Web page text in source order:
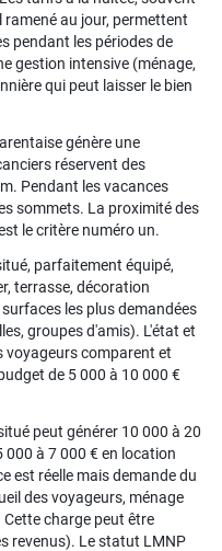
au jour, permettent
pendant les périodes de
gestion intensive (ménage,
qui peut laisser le bien
génère une
réservent des
Pendant les vacances
sommets. La proximité des
le critère numéro un.
parfaitement équipé,
terrasse, décoration
les plus demandées
groupes d'amis). L'état et
voyageurs comparent et
de 5 000 à 10 000 €
peut générer 10 000 à 20
000 à 7 000 € en location
est réelle mais demande du
des voyageurs, ménage
charge peut être
revenus). Le statut LMNP